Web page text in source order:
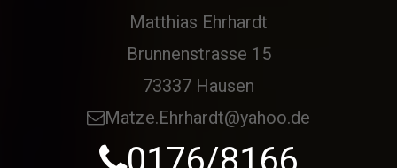
Matthias Ehrhardt
Brunnenstrasse 15
73337 Hausen
Matze.Ehrhardt@yahoo.de